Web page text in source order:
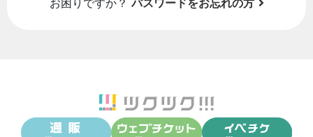
お困りですか？ パスワードをお忘れの方